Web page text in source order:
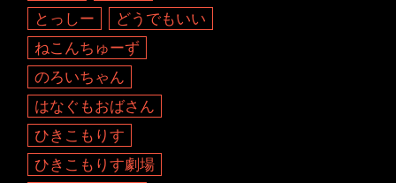
とっしー
どうでもいい
ねこんちゅーず
のろいちゃん
はなぐもおばさん
ひきこもりす
ひきこもりす劇場